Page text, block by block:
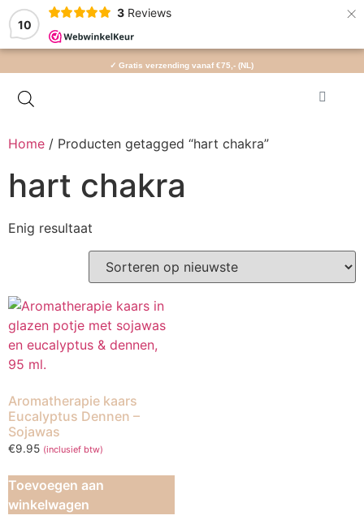
10
3 Reviews ×
✓ Gratis verzending vanaf €75,- (NL)
Home / Producten getagged “hart chakra”
hart chakra
Enig resultaat
Aromatherapie kaars
Eucalyptus Dennen –
Sojawas
€9.95 (inclusief btw)
Toevoegen aan
winkelwagen